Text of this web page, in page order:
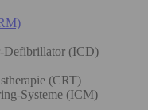
Defibrillator (ICD)
(CRT)
Systeme (ICM)